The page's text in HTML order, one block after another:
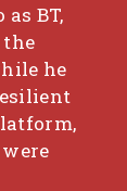
BT,
the
he